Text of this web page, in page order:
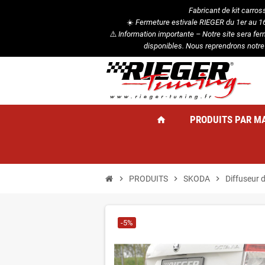
Fabricant de kit
☀️ Fermeture estivale RIEGER du 1er au
⚠️ Information importante – Notre site sera
disponibles. Nous reprendrons
home PRODUITS PAR
chevron_right PRODUITS chevron_right SKODA chevron_right Diffuseur
-5%